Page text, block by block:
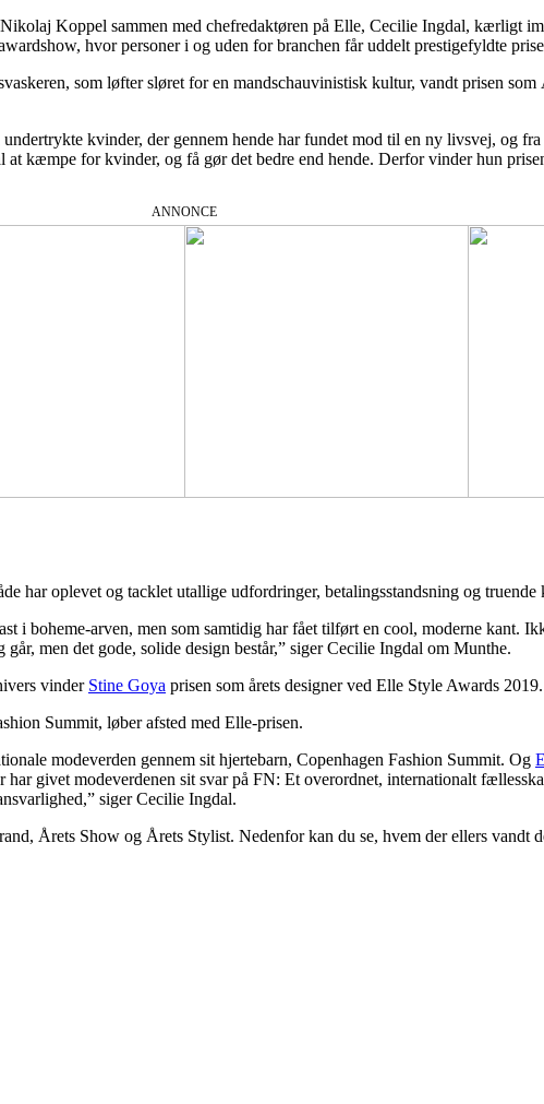
Koppel sammen med chefredaktøren på Elle, Cecilie Ingdal, kærligt
hvor personer i og uden for branchen får uddelt prestigefyldte
som løfter sløret for en mandschauvinistisk kultur, vandt prisen
kvinder, der gennem hende har fundet mod til en ny livsvej, og fra
at kæmpe for kvinder, og få gør det bedre end hende. Derfor vinder hun
ANNONCE
har oplevet og tacklet utallige udfordringer, betalingsstandsning og truende
i boheme-arven, men som samtidig har fået tilført en cool, moderne kant.
men det gode, solide design består,” siger Cecilie Ingdal om Munthe.
vinder Stine Goya prisen som årets designer ved Elle Style Awards 2019.
Summit, løber afsted med Elle-prisen.
modeverden gennem sit hjertebarn, Copenhagen Fashion Summit. Og
har givet modeverdenen sit svar på FN: Et overordnet, internationalt
siger Cecilie Ingdal.
Årets Show og Årets Stylist. Nedenfor kan du se, hvem der ellers vandt